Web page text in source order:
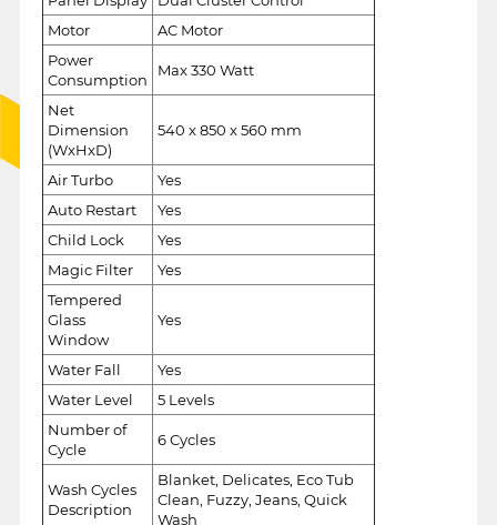
Motor
AC Motor
Power
Consumption
Max 330 Watt
Net
Dimension
(WxHxD)
540 x 850 x 560 mm
Air Turbo
Yes
Auto Restart
Yes
Child Lock
Yes
Magic Filter
Yes
Tempered
Glass
Window
Yes
Water Fall
Yes
Water Level
5 Levels
Number of
Cycle
6 Cycles
Wash Cycles
Description
Blanket, Delicates, Eco Tub
Clean, Fuzzy, Jeans, Quick
Wash